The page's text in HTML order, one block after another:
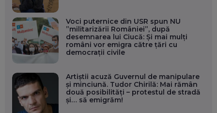
Voci puternice din USR spun NU
”militarizării României”, după
desemnarea lui Ciucă: Și mai mulți
români vor emigra către țări cu
democrații civile
Artiștii acuză Guvernul de manipulare
şi minciună. Tudor Chirilă: Mai rămân
două posibilități – protestul de stradă
și… să emigrăm!